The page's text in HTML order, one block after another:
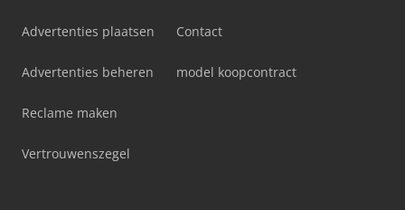
Advertenties plaatsen
Advertenties beheren
Reclame maken
Vertrouwenszegel
Contact
model koopcontract